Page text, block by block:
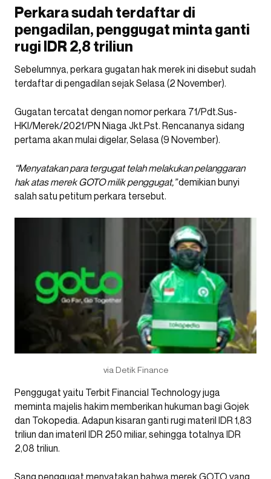
Perkara sudah terdaftar di
pengadilan, penggugat minta ganti
rugi IDR 2,8 triliun
Sebelumnya, perkara gugatan hak merek ini disebut sudah
terdaftar di pengadilan sejak Selasa (2 November).
Gugatan tercatat dengan nomor perkara 71/Pdt.Sus-
HKI/Merek/2021/PN Niaga Jkt.Pst. Rencananya sidang
pertama akan mulai digelar, Selasa (9 November).
“Menyatakan para tergugat telah melakukan pelanggaran
hak atas merek GOTO milik penggugat,”demikian bunyi
salah satu petitum perkara tersebut.
via Detik Finance
Penggugat yaitu Terbit Financial Technology juga
meminta majelis hakim memberikan hukuman bagi Gojek
dan Tokopedia. Adapun kisaran ganti rugi materil IDR 1,83
triliun dan imateril IDR 250 miliar, sehingga totalnya IDR
2,08 triliun.
Sang penggugat menyatakan bahwa merek GOTO yang